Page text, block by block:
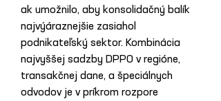
ak umožnilo, aby konsolidačný balík
najvýáraznejšie zasiahol
podnikateľský sektor. Kombinácia
najvyššej sadzby DPPO v regióne,
transakčnej dane, a špeciálnych
odvodov je v príkrom rozpore